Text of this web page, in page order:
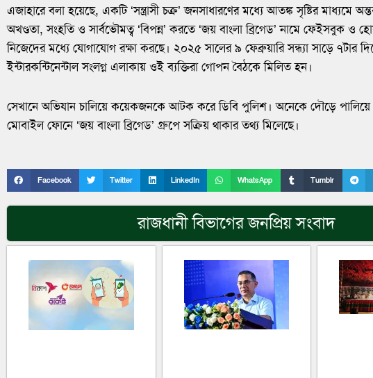
এজাহারে বলা হয়েছে, একটি ‘সন্ত্রাসী চক্র’ জনসাধারণের মধ্যে আতঙ্ক সৃষ্টির মাধ্যমে
অখণ্ডতা, সংহতি ও সার্বভৌমত্ব ‘বিপন্ন’ করতে ‘জয় বাংলা ব্রিগেড’ নামে ফেইসবুক ও
নিজেদের মধ্যে যোগাযোগ রক্ষা করছে। ২০২৫ সালের ৯ ফেব্রুয়ারি সন্ধ্যা সাড়ে ৭টার
ইন্টারকন্টিনেন্টাল সংলগ্ন এলাকায় ওই ব্যক্তিরা গোপন বৈঠকে মিলিত হন।
সেখানে অভিযান চালিয়ে কয়েকজনকে আটক করে ডিবি পুলিশ। অনেকে দৌড়ে পালিয়ে
মোবাইল ফোনে ‘জয় বাংলা ব্রিগেড’ গ্রুপে সক্রিয় থাকার তথ্য মিলেছে।
Facebook Twitter LinkedIn WhatsApp Tumblr
রাজধানীবিভাগের জনপ্রিয় সংবাদ